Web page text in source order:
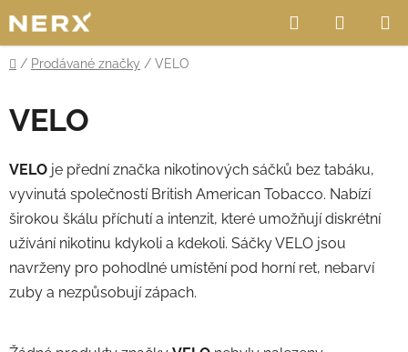
na
obsah
Hledat
KOŠÍK
Domů
/ Prodávané značky / VELO
VELO
VELO je přední značka nikotinových sáčků bez tabáku,
vyvinutá společností British American Tobacco. Nabízí
širokou škálu příchutí a intenzit, které umožňují diskrétní
užívání nikotinu kdykoli a kdekoli. Sáčky VELO jsou
navrženy pro pohodlné umístění pod horní ret, nebarví
zuby a nezpůsobují zápach.